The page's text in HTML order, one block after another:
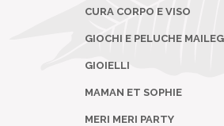
CURA CORPO E VISO
GIOCHI E PELUCHE MAILEG
GIOIELLI
MAMAN ET SOPHIE
MERI MERI PARTY